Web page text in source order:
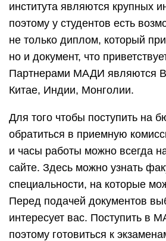
института являются крупных
поэтому у студентов есть
не только диплом, который
но и документ, что
Партнерами МАДИ являются
Китае, Индии, Монголии.
Для того чтобы поступить на
обратиться в приемную
и часы работы можно всегда
сайте. Здесь можно узнать
специальности, на которые
Перед подачей документов
интересует вас. Поступить в
поэтому готовиться к